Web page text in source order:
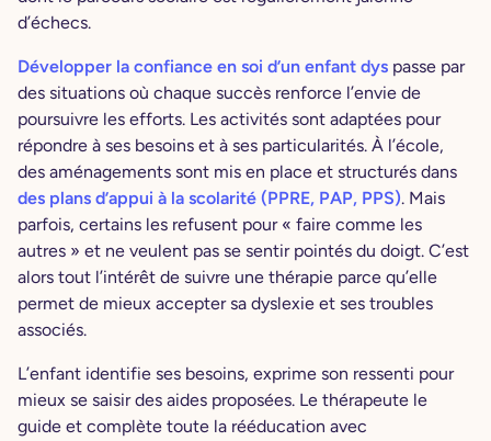
d’échecs.
Développer la confiance en soi d’un enfant dys passe par
des situations où chaque succès renforce l’envie de
poursuivre les efforts. Les activités sont adaptées pour
répondre à ses besoins et à ses particularités. À l’école,
des aménagements sont mis en place et structurés dans
des plans d’appui à la scolarité (PPRE, PAP, PPS). Mais
parfois, certains les refusent pour « faire comme les
autres » et ne veulent pas se sentir pointés du doigt. C’est
alors tout l’intérêt de suivre une thérapie parce qu’elle
permet de mieux accepter sa dyslexie et ses troubles
associés.
L’enfant identifie ses besoins, exprime son ressenti pour
mieux se saisir des aides proposées. Le thérapeute le
guide et complète toute la rééducation avec